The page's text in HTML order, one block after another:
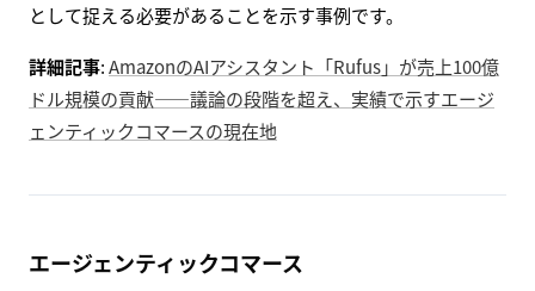
として捉える必要があることを示す事例です。
詳細記事:AmazonのAIアシスタント「Rufus」が売上100億
ドル規模の貢献――議論の段階を超え、実績で示すエージ
ェンティックコマースの現在地
エージェンティックコマース